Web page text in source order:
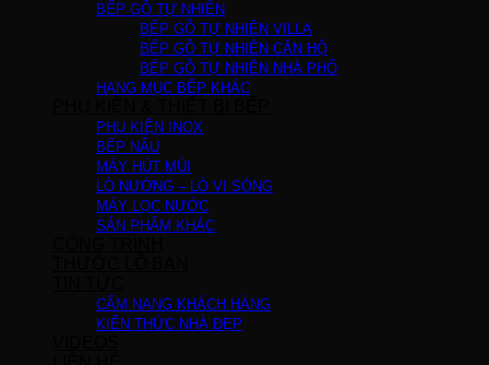
BẾP GỖ TỰ NHIÊN
BẾP GỖ TỰ NHIÊN VILLA
BẾP GỖ TỰ NHIÊN CĂN HỘ
BẾP GỖ TỰ NHIÊN NHÀ PHỐ
HẠNG MỤC BẾP KHÁC
PHỤ KIỆN INOX
BẾP NẤU
MÁY HÚT MÙI
LÒ NƯỚNG – LÒ VI SÓNG
MÁY LỌC NƯỚC
SẢN PHẨM KHÁC
CẨM NANG KHÁCH HÀNG
KIẾN THỨC NHÀ ĐẸP